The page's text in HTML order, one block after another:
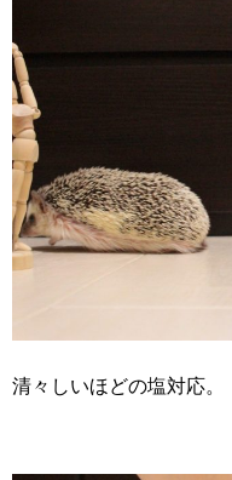
清々しいほどの塩対応。